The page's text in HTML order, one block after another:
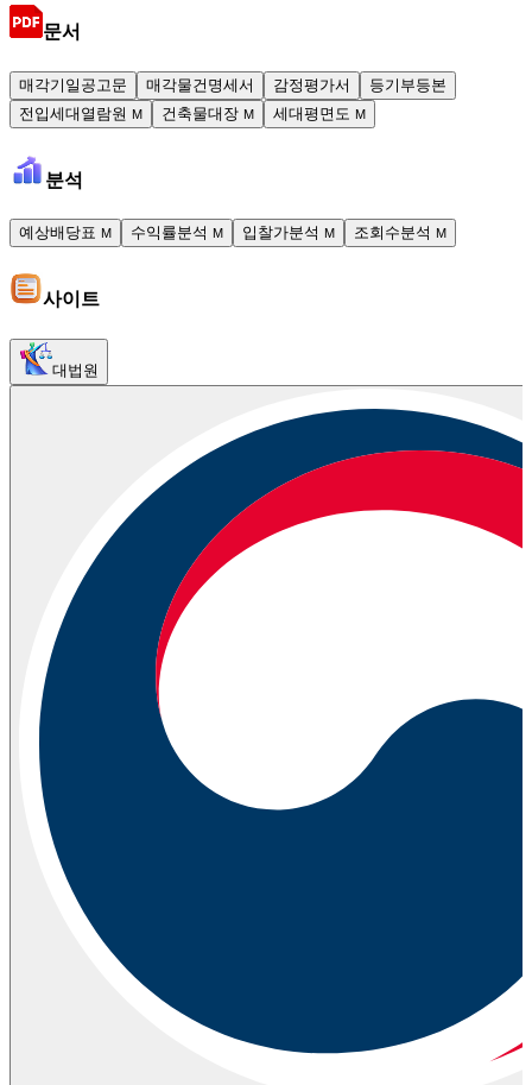
문서
매각기일공고문 매각물건명세서 감정평가서
등기부등본
전입세대열람원 M 건축물대장 M 세대평면도 M
분석
예상배당표 M 수익률분석 M 입찰가분석 M 조회수분석 M
사이트
대법원